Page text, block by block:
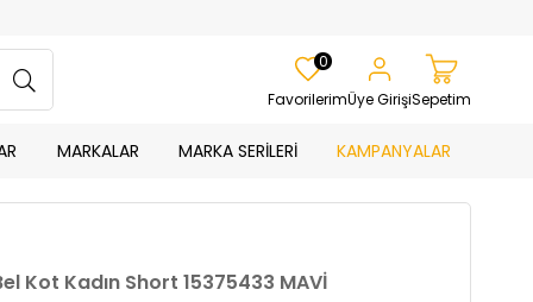
Favorilerim
0
Üye GirişiSepetim
MARKALAR MARKA SERİLERİ KAMPANYALAR
Kot Kadın Short 15375433 MAVİ